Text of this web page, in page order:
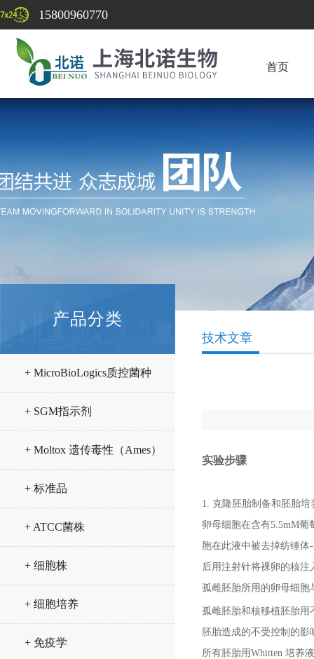
15800960770
首页
产品分类
+ MicroBioLogics质控菌种
+ SGM指示剂
+ Moltox 遗传毒性（Ames）
试验试剂
+ 标准品
+ ATCC菌株
+ 细胞株
+ 细胞培养
+ 免疫学
技术文章
实验步骤
1. 克隆胚胎制备和胚胎培
卵母细胞在含有5.5mM葡
胞在此液中被去掉纺锤
后用注射针将裸卵的核
孤雌胚胎所用的卵母细胞
孤雌胚胎和核移植胚胎用
胚胎造成的不受控制的
所有胚胎用Whitten 培养